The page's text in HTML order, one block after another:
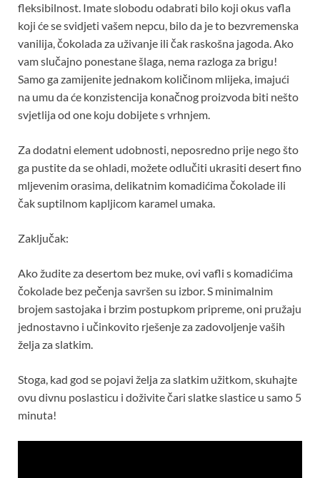
fleksibilnost. Imate slobodu odabrati bilo koji okus vafla
koji će se svidjeti vašem nepcu, bilo da je to bezvremenska
vanilija, čokolada za uživanje ili čak raskošna jagoda. Ako
vam slučajno ponestane šlaga, nema razloga za brigu!
Samo ga zamijenite jednakom količinom mlijeka, imajući
na umu da će konzistencija konačnog proizvoda biti nešto
svjetlija od one koju dobijete s vrhnjem.
Za dodatni element udobnosti, neposredno prije nego što
ga pustite da se ohladi, možete odlučiti ukrasiti desert fino
mljevenim orasima, delikatnim komadićima čokolade ili
čak suptilnom kapljicom karamel umaka.
Zaključak:
Ako žudite za desertom bez muke, ovi vafli s komadićima
čokolade bez pečenja savršen su izbor. S minimalnim
brojem sastojaka i brzim postupkom pripreme, oni pružaju
jednostavno i učinkovito rješenje za zadovoljenje vaših
želja za slatkim.
Stoga, kad god se pojavi želja za slatkim užitkom, skuhajte
ovu divnu poslasticu i doživite čari slatke slastice u samo 5
minuta!